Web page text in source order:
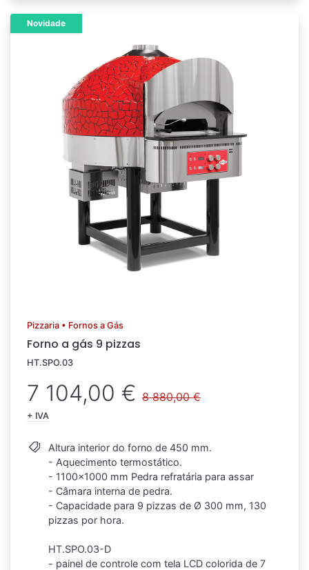
Novidade
Pizzaria • Fornos a Gás
Forno a gás 9 pizzas
HT.SPO.03
7 104,00 € 8 880,00 €
+ IVA
Altura interior do forno de 450 mm.
- Aquecimento termostático.
- 1100x1000 mm Pedra refratária para assar
- Câmara interna de pedra.
- Capacidade para 9 pizzas de Ø 300 mm, 130
pizzas por hora.
HT.SPO.03-D
- painel de controle com tela LCD colorida de 7